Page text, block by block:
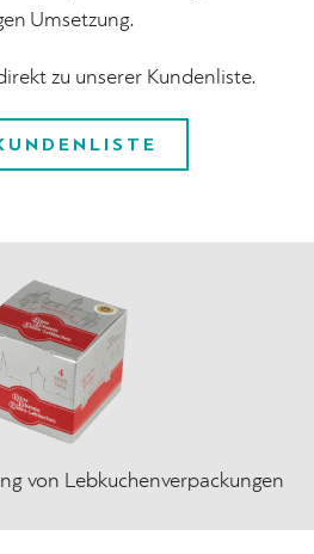
Umsetzung.
zu unserer Kundenliste.
von Lebkuchenverpackungen